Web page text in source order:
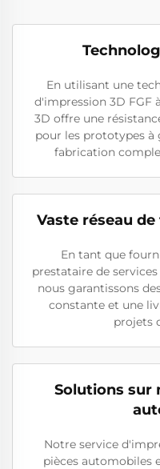
En utilisant une
d'impression 3D FGF
3D offre une
pour les prototypes à
fabrication
Vaste réseau
En tant que
prestataire de
nous garantissons
constante et une
projets
Solutions sur
Notre service
pièces automobiles